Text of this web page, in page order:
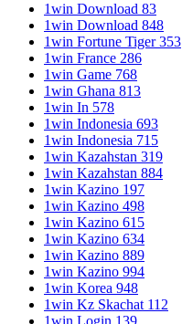
1win Download 83
1win Download 848
1win Fortune Tiger 353
1win France 286
1win Game 768
1win Ghana 813
1win In 578
1win Indonesia 693
1win Indonesia 715
1win Kazahstan 319
1win Kazahstan 884
1win Kazino 197
1win Kazino 498
1win Kazino 615
1win Kazino 634
1win Kazino 889
1win Kazino 994
1win Korea 948
1win Kz Skachat 112